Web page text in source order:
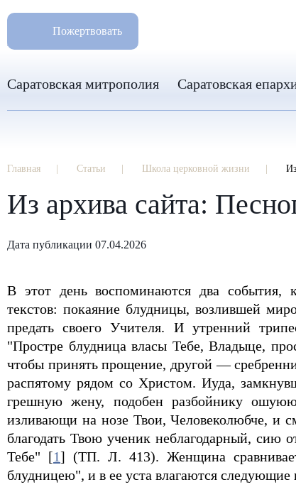
Пожертвовать
8 960 346 31 04
info-sar@mail.ru
Саратовская митрополия Саратовская
Главная Статьи Школа церковной жизни
Из архива сайта:
Дата публикации 07.04.2026
В этот день воспоминаются два события,
текстов: покаяние блудницы, возлившей
предать своего Учителя. И утренний
"Простре блудница власы Тебе, Владыце,
чтобы принять прощение, другой —
распятому рядом со Христом. Иуда,
грешную жену, подобен разбойнику
изливающи на нозе Твои, Человеколюбче, и
благодать Твою ученик неблагодарный, сию
Тебе" [1] (ТП. Л. 413). Женщина
блудницею", и в ее уста влагаются